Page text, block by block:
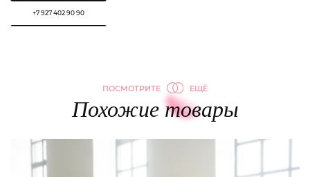
+7 927 402 90 90
ПОСМОТРИТЕ ЕЩЁ
Похожие товары